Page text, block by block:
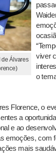
de Álvares
viver
o
Florence, o
a
e ao
emoções, com
mais